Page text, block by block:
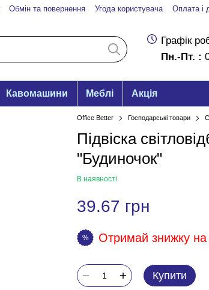
Обмін та повернення Угода користувача Оплата і
Графік
Пн.-Пт. :
Кавомашини Меблі Акція
Office Better Господарські товари
Підвіска
"Будиночок"
В наявності
39.67 грн
% Отримай знижку на
Купити